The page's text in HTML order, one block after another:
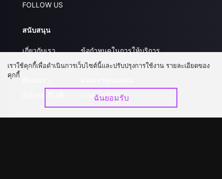
FOLLOW US
สนับสนุน
เกี่ยวกับเรา
คำถามที่พบบ่อย
ข้อกำหนดในการให้บริการ
นโยบายความเป็นส่วนตัว
ร่วมงานกับเรา
เราใช้คุกกี้เพื่อดำเนินการเว็บไซต์นี้และปรับปรุงการใช้งาน รายละเอียดของ
คุกกี้
ฉันยอมรับ